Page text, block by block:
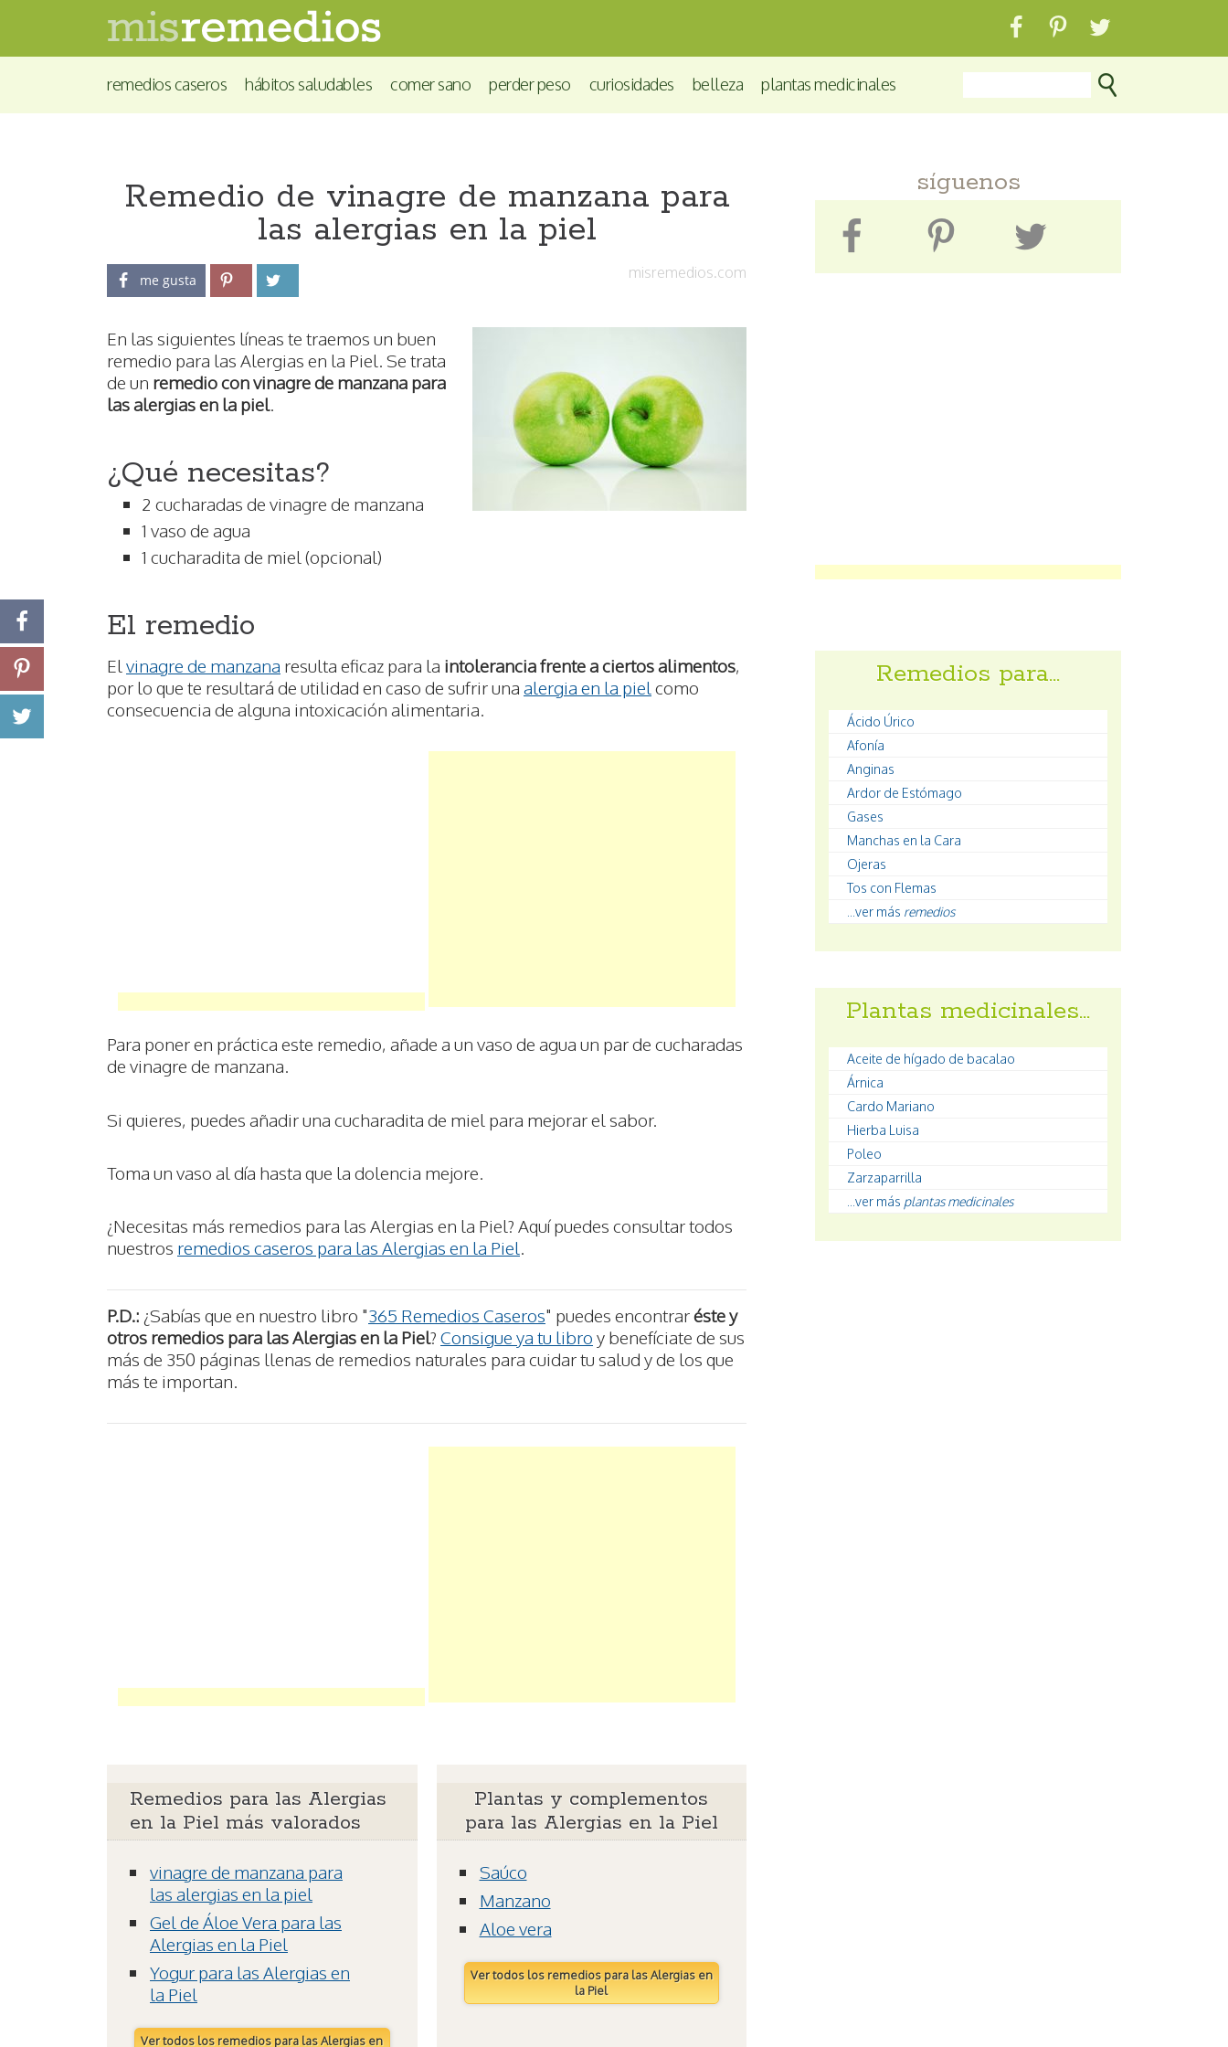
remedios caseros hábitos saludables comer sano perder peso curiosidades belleza plantas medicinales
Remedio de vinagre de manzana para
las alergias en la piel
misremedios.com
me gusta
En las siguientes líneas te traemos un buen
remedio para las Alergias en la Piel. Se trata
de un remedio con vinagre de manzana para
las alergias en la piel.
¿Qué necesitas?
2 cucharadas de vinagre de manzana
1 vaso de agua
1 cucharadita de miel (opcional)
El remedio
El vinagre de manzana resulta eficaz para la intolerancia frente a ciertos alimentos,
por lo que te resultará de utilidad en caso de sufrir una alergia en la piel como
consecuencia de alguna intoxicación alimentaria.
Para poner en práctica este remedio, añade a un vaso de agua un par de cucharadas
de vinagre de manzana.
Si quieres, puedes añadir una cucharadita de miel para mejorar el sabor.
Toma un vaso al día hasta que la dolencia mejore.
¿Necesitas más remedios para las Alergias en la Piel? Aquí puedes consultar todos
nuestros remedios caseros para las Alergias en la Piel.
P.D.: ¿Sabías que en nuestro libro "365 Remedios Caseros" puedes encontraréste y
otros remedios para las Alergias en la Piel? Consigue ya tu libro y benefíciate de sus
más de 350 páginas llenas de remedios naturales para cuidar tu salud y de los que
más te importan.
Remedios para las Alergias
en la Piel más valorados
vinagre de manzana para
las alergias en la piel
Gel de Áloe Vera para las
Alergias en la Piel
Yogur para las Alergias en
la Piel
Ver todos los remedios para las Alergias en
Plantas y complementos
para las Alergias en la Piel
Saúco
Manzano
Aloe vera
Ver todos los remedios para las Alergias en
la Piel
síguenos
Remedios para…
Ácido Úrico
Afonía
Anginas
Ardor de Estómago
Gases
Manchas en la Cara
Ojeras
Tos con Flemas
...ver más remedios
Plantas medicinales…
Aceite de hígado de bacalao
Árnica
Cardo Mariano
Hierba Luisa
Poleo
Zarzaparrilla
...ver más plantas medicinales